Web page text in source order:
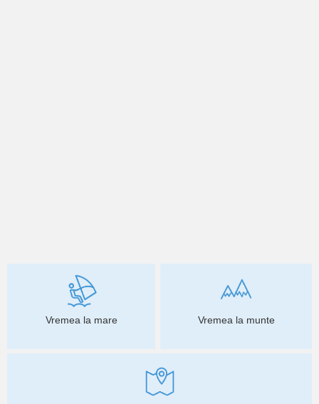
Vremea la mare Vremea la munte